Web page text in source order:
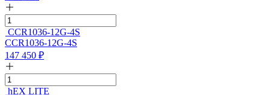
CCR1036-12G-4S
CCR1036-12G-4S
147 450 ₽
hEX LITE